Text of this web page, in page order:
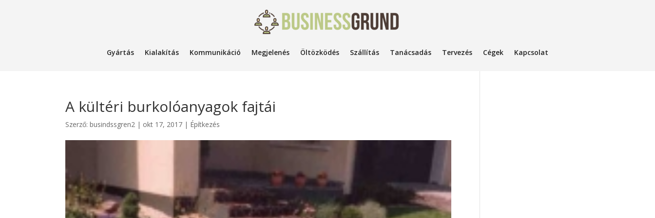
Gyártás Kialakítás Kommunikáció Megjelenés Öltözködés Szállítás Tanácsadás Tervezés Cégek Kapcsolat
A kültéri burkolóanyagok fajtái
Szerző:busindssgren2 | okt 17, 2017 | Építkezés